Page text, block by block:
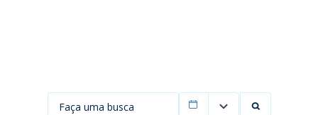
Filtrar por data